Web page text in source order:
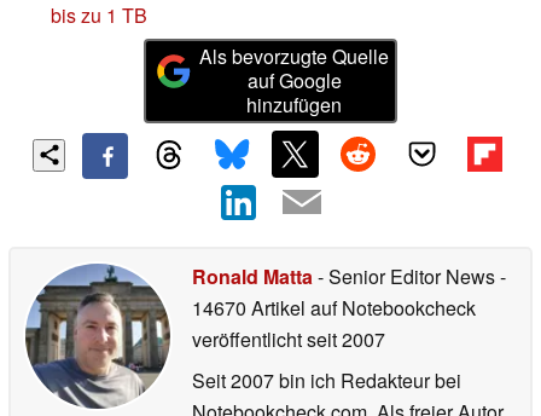
bis zu 1 TB
Als bevorzugte Quelle
auf Google
hinzufügen
Ronald Matta- Senior Editor News-
14670 Artikel auf Notebookcheck
veröffentlichtseit 2007
Seit 2007 bin ich Redakteur bei